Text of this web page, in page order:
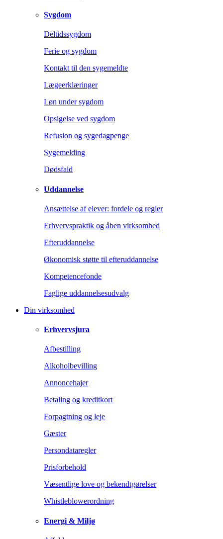
Sygdom
Deltidssygdom
Ferie og sygdom
Kontakt til den sygemeldte
Lægeerklæringer
Løn under sygdom
Opsigelse ved sygdom
Refusion og sygedagpenge
Sygemelding
Dødsfald
Uddannelse
Ansættelse af elever: fordele og regler
Erhvervspraktik og åben virksomhed
Efteruddannelse
Økonomisk støtte til efteruddannelse
Kompetencefonde
Faglige uddannelsesudvalg
Din virksomhed
Erhvervsjura
Afbestilling
Alkoholbevilling
Annoncehajer
Betaling og kreditkort
Forpagtning og leje
Gæster
Persondataregler
Prisforbehold
Væsentlige love og bekendtgørelser
Whistleblowerordning
Energi & Miljø